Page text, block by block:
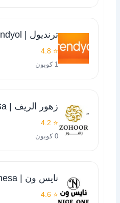
ترنديول | Trendyol
⭐ 4.8
1 كوبون
زهور الريف | Zohoor Sa
⭐ 4.2
0 كوبون
نايس ون | Niceonesa
⭐ 4.6